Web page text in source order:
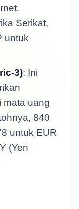
Serikat,
untuk
3): Ini
mata uang
840
untuk EUR
(Yen